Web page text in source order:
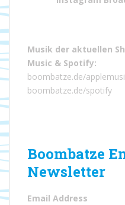
Musik der aktuellen
Music & Spotify:
boombatze.de/
boombatze.de/spotify
Boombatze
Newsletter
Email Address